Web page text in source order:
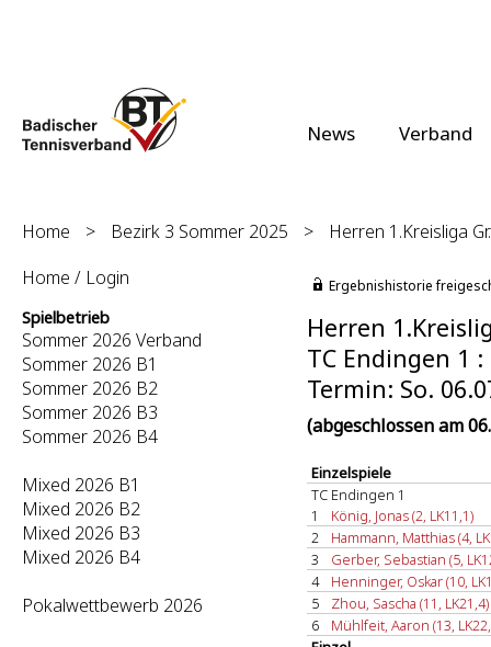
News Verband
Home > Bezirk 3 Sommer 2025 >
Herren 1.Kreisliga
Home / Login
Spielbetrieb
Sommer 2026 Verband
Sommer 2026 B1
Sommer 2026 B2
Sommer 2026 B3
Sommer 2026 B4
Mixed 2026 B1
Mixed 2026 B2
Mixed 2026 B3
Mixed 2026 B4
Pokalwettbewerb 2026
Ergebnishistorie
Herren
TC Endingen 1 :
Termin: So.
(abgeschlossen am
Einzelspiele
TC Endingen 1
1
König, Jonas (2, LK11,1)
2
Hammann, Matthias (4,
3
Gerber, Sebastian (5,
4
Henninger, Oskar (10,
5
Zhou, Sascha (11, LK21,4)
6
Mühlfeit, Aaron (13,